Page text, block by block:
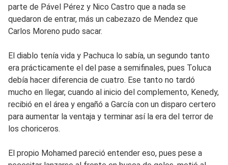
parte de Pável Pérez y Nico Castro que a nada se
quedaron de entrar, más un cabezazo de Mendez que
Carlos Moreno pudo sacar.
El diablo tenía vida y Pachuca lo sabía, un segundo tanto
era prácticamente el del pase a semifinales, pues Toluca
debía hacer diferencia de cuatro. Ese tanto no tardó
mucho en llegar, cuando al inicio del complemento, Kenedy,
recibió en el área y engañó a García con un disparo certero
para aumentar la ventaja y terminar así la era del terror de
los choriceros.
El propio Mohamed pareció entender eso, pues pese a